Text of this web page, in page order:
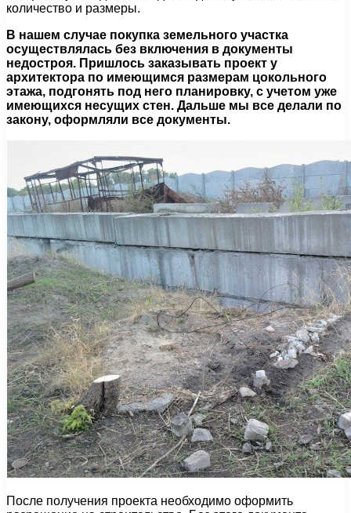
количество и размеры.
В нашем случае покупка земельного участка
осуществлялась без включения в документы
недостроя. Пришлось заказывать проект у
архитектора по имеющимся размерам цокольного
этажа, подгонять под него планировку, с учетом уже
имеющихся несущих стен. Дальше мы все делали по
закону, оформляли все документы.
После получения проекта необходимо оформить